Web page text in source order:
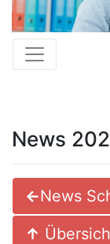
News
←News
↑